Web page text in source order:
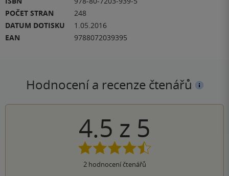
POČET STRAN
248
DATUM DOTISKU
1.05.2016
EAN
9788072039395
Hodnocení a recenze čtenářů
4.5 z 5
2hodnocení čtenářů